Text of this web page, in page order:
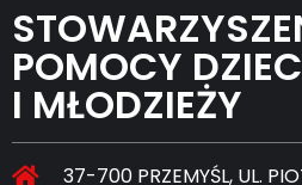
POMOCY
I MŁODZIEŻY
37-700 PRZEMYŚL, UL.